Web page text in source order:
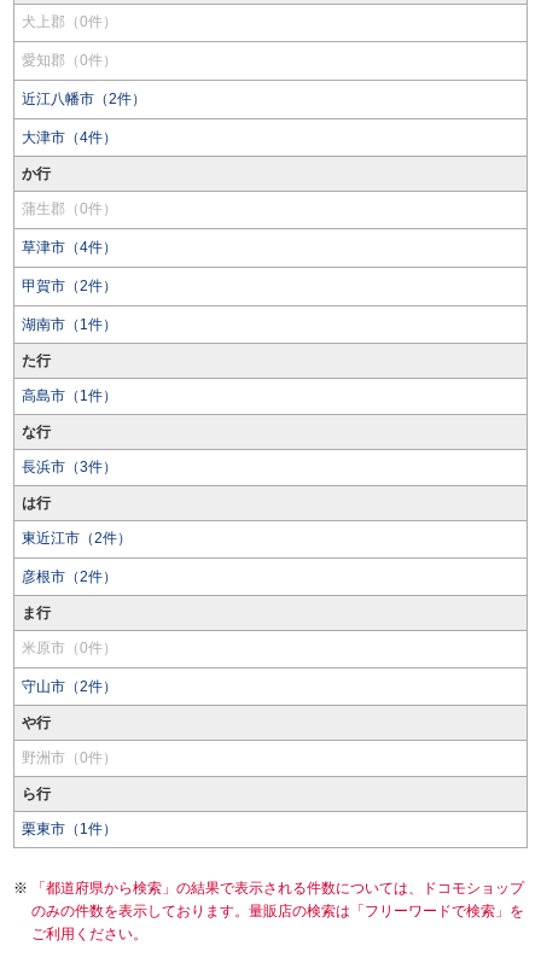
犬上郡（0件）
愛知郡（0件）
近江八幡市（2件）
大津市（4件）
か行
蒲生郡（0件）
草津市（4件）
甲賀市（2件）
湖南市（1件）
た行
高島市（1件）
な行
長浜市（3件）
は行
東近江市（2件）
彦根市（2件）
ま行
米原市（0件）
守山市（2件）
や行
野洲市（0件）
ら行
栗東市（1件）
「都道府県から検索」の結果で表示される件数については、ドコモショップ
のみの件数を表示しております。量販店の検索は「フリーワードで検索」を
ご利用ください。